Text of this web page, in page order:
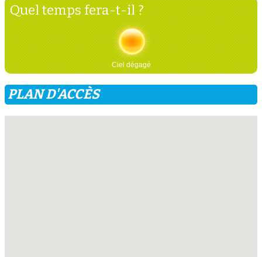
Quel temps fera-t-il ?
Ciel dégagé
PLAN D'ACCÈS